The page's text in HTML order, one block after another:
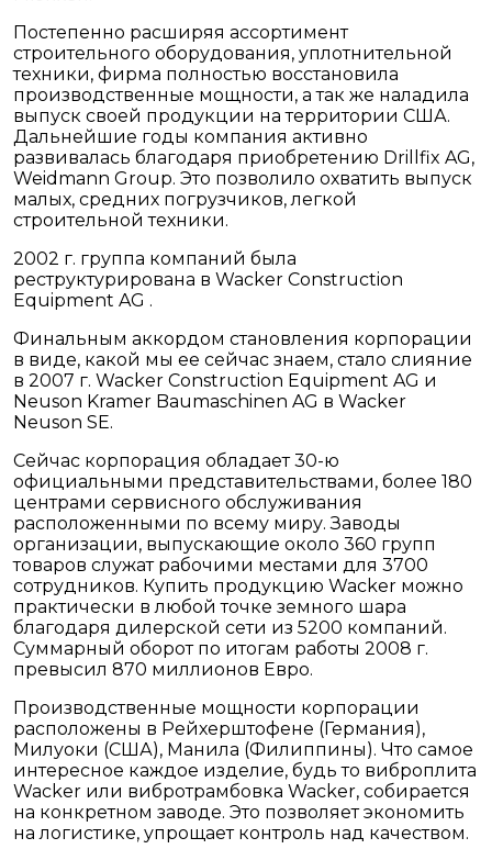
Постепенно расширяя ассортимент
строительного оборудования, уплотнительной
техники, фирма полностью восстановила
производственные мощности, а так же наладила
выпуск своей продукции на территории США.
Дальнейшие годы компания активно
развивалась благодаря приобретению Drillfix AG,
Weidmann Group. Это позволило охватить выпуск
малых, средних погрузчиков, легкой
строительной техники.
2002 г. группа компаний была
реструктурирована в Wacker Construction
Equipment AG .
Финальным аккордом становления корпорации
в виде, какой мы ее сейчас знаем, стало слияние
в 2007 г. Wacker Construction Equipment AG и
Neuson Kramer Baumaschinen AG в Wacker
Neuson SE.
Сейчас корпорация обладает 30-ю
официальными представительствами, более 180
центрами сервисного обслуживания
расположенными по всему миру. Заводы
организации, выпускающие около 360 групп
товаров служат рабочими местами для 3700
сотрудников. Купить продукцию Wacker можно
практически в любой точке земного шара
благодаря дилерской сети из 5200 компаний.
Суммарный оборот по итогам работы 2008 г.
превысил 870 миллионов Евро.
Производственные мощности корпорации
расположены в Рейхерштофене (Германия),
Милуоки (США), Манила (Филиппины). Что самое
интересное каждое изделие, будь то виброплита
Wacker или вибротрамбовка Wacker, собирается
на конкретном заводе. Это позволяет экономить
на логистике, упрощает контроль над качеством.